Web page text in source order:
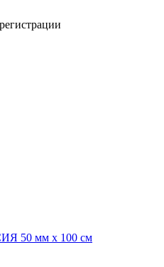
50 мм х 100 см